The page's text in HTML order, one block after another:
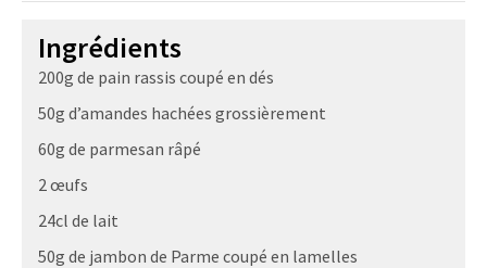
Ingrédients
200g de pain rassis coupé en dés
50g d’amandes hachées grossièrement
60g de parmesan râpé
2 œufs
24cl de lait
50g de jambon de Parme coupé en lamelles